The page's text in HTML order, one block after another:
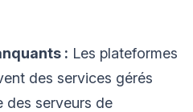
: Les plateformes
des services gérés
des serveurs de